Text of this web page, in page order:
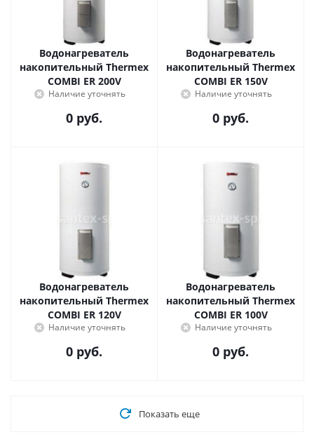
Водонагреватель
накопительный Thermex
COMBI ER 200V
Наличие уточнять
0 руб.
Водонагреватель
накопительный Thermex
COMBI ER 150V
Наличие уточнять
0 руб.
Водонагреватель
накопительный Thermex
COMBI ER 120V
Наличие уточнять
0 руб.
Водонагреватель
накопительный Thermex
COMBI ER 100V
Наличие уточнять
0 руб.
Показать еще